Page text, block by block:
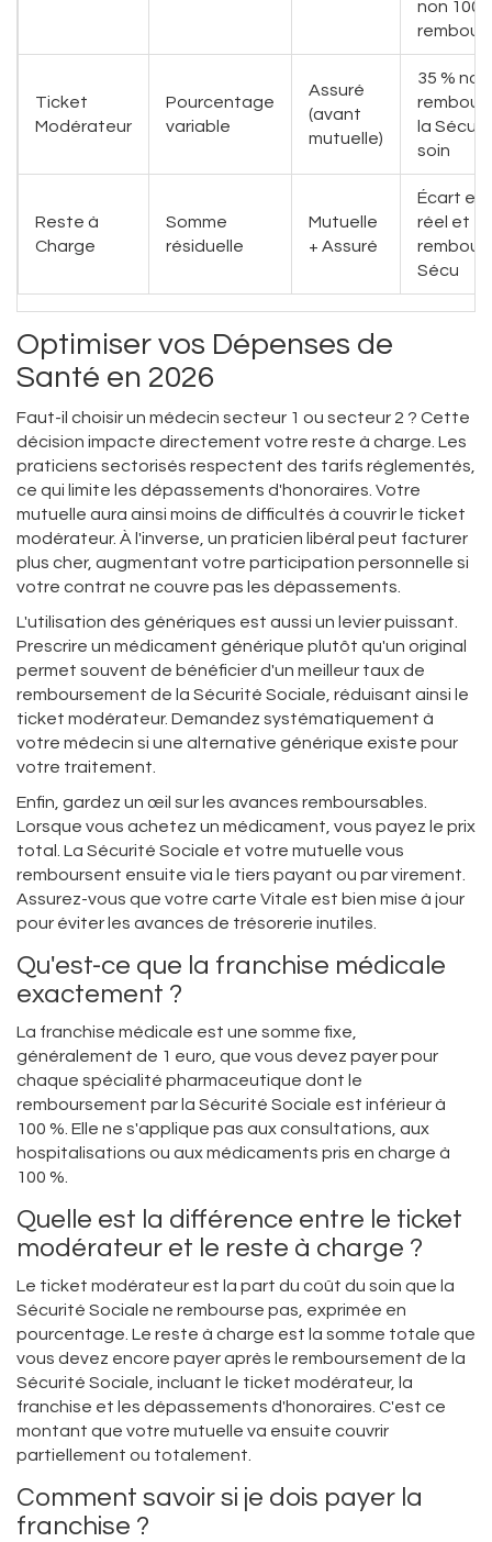
non
Ticket
Modérateur
Pourcentage
variable
Assuré
(avant
mutuelle)
35 % non
la Sécu
soin
Reste à
Charge
Somme
résiduelle
Mutuelle
+ Assuré
Écart
réel et
Sécu
Optimiser vos Dépenses de
Santé en 2026
Faut-il choisir un médecin secteur 1 ou secteur 2 ? Cette
décision impacte directement votre reste à charge. Les
praticiens sectorisés respectent des tarifs réglementés,
ce qui limite les dépassements d'honoraires. Votre
mutuelle aura ainsi moins de difficultés à couvrir le ticket
modérateur. À l'inverse, un praticien libéral peut facturer
plus cher, augmentant votre participation personnelle si
votre contrat ne couvre pas les dépassements.
L'utilisation des génériques est aussi un levier puissant.
Prescrire un médicament générique plutôt qu'un original
permet souvent de bénéficier d'un meilleur taux de
remboursement de la Sécurité Sociale, réduisant ainsi le
ticket modérateur. Demandez systématiquement à
votre médecin si une alternative générique existe pour
votre traitement.
Enfin, gardez un œil sur les avances remboursables.
Lorsque vous achetez un médicament, vous payez le prix
total. La Sécurité Sociale et votre mutuelle vous
remboursent ensuite via le tiers payant ou par virement.
Assurez-vous que votre carte Vitale est bien mise à jour
pour éviter les avances de trésorerie inutiles.
Qu'est-ce que la franchise médicale
exactement ?
La franchise médicale est une somme fixe,
généralement de 1 euro, que vous devez payer pour
chaque spécialité pharmaceutique dont le
remboursement par la Sécurité Sociale est inférieur à
100 %. Elle ne s'applique pas aux consultations, aux
hospitalisations ou aux médicaments pris en charge à
100 %.
Quelle est la différence entre le ticket
modérateur et le reste à charge ?
Le ticket modérateur est la part du coût du soin que la
Sécurité Sociale ne rembourse pas, exprimée en
pourcentage. Le reste à charge est la somme totale que
vous devez encore payer après le remboursement de la
Sécurité Sociale, incluant le ticket modérateur, la
franchise et les dépassements d'honoraires. C'est ce
montant que votre mutuelle va ensuite couvrir
partiellement ou totalement.
Comment savoir si je dois payer la
franchise ?